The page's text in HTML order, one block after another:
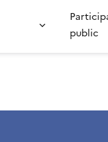
public